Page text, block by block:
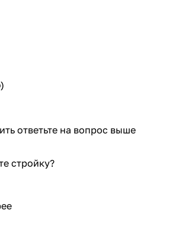
ответьте на вопрос выше
стройку?